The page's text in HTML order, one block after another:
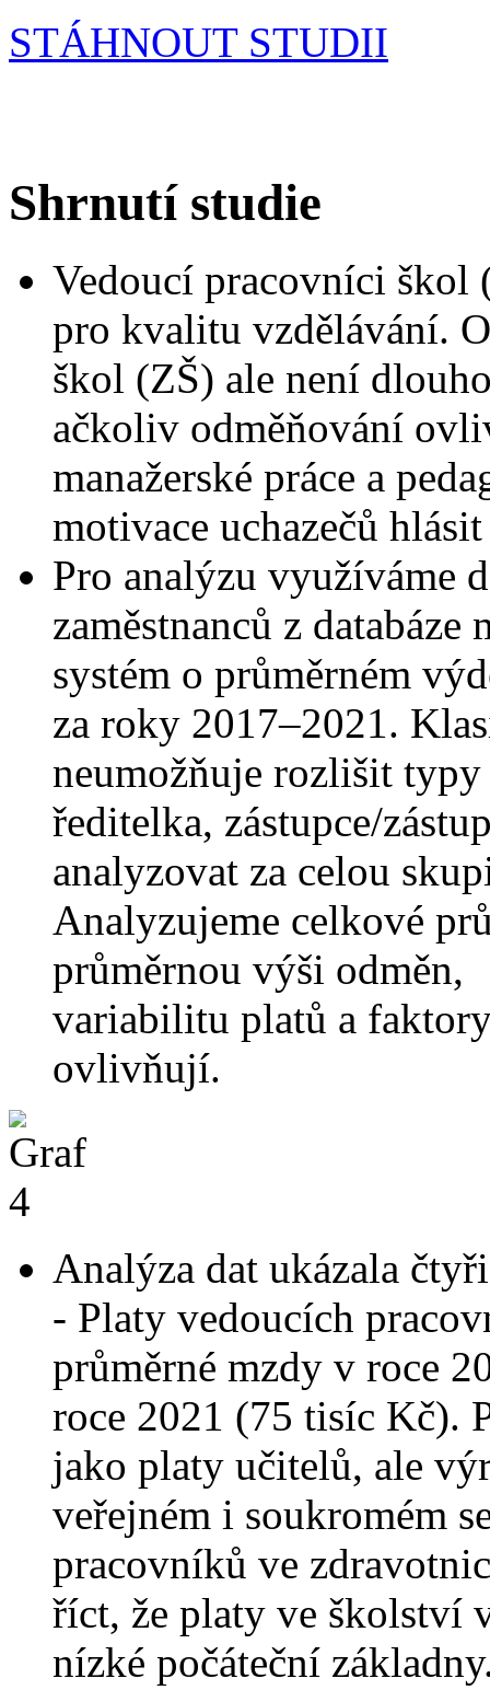
STÁHNOUT STUDII
Shrnutí studie
Vedoucí pracovníci škol
pro kvalitu vzdělávání.
škol (ZŠ) ale není
ačkoliv odměňování
manažerské práce a
motivace uchazečů
Pro analýzu využíváme
zaměstnanců z
systém o průměrném
za roky 2017–2021.
neumožňuje rozlišit
ředitelka, zástupce/
analyzovat za celou
Analyzujeme celkové
průměrnou výši odměn,
variabilitu platů a
ovlivňují.
Analýza dat ukázala
- Platy vedoucích
průměrné mzdy v roce
roce 2021 (75 tisíc Kč).
jako platy učitelů, ale
veřejném i soukromém
pracovníků ve
říct, že platy ve školství
nízké počáteční